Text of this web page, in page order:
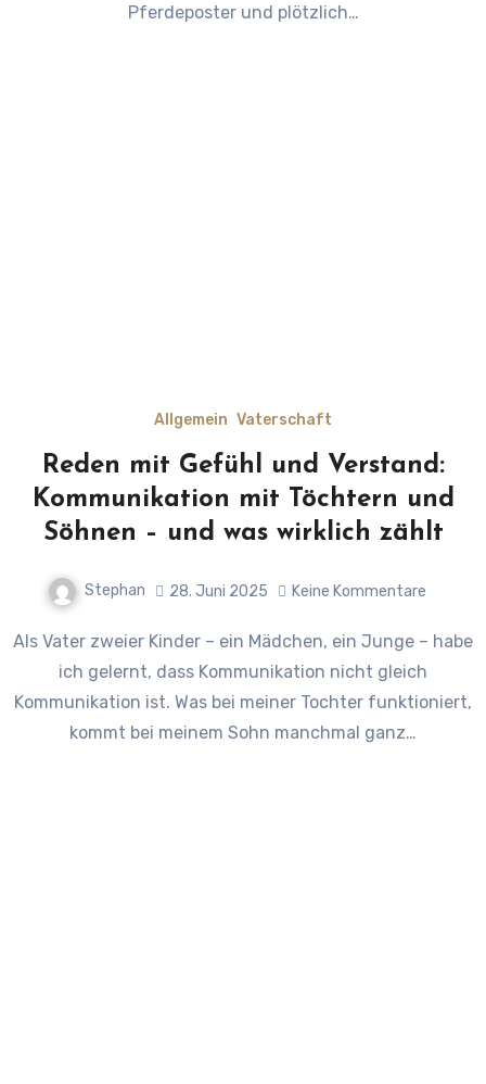
Pferdeposter und plötzlich…
Allgemein Vaterschaft
Reden mit Gefühl und Verstand:
Kommunikation mit Töchtern und
Söhnen – und was wirklich zählt
Stephan 28. Juni 2025 Keine Kommentare
Als Vater zweier Kinder – ein Mädchen, ein Junge – habe
ich gelernt, dass Kommunikation nicht gleich
Kommunikation ist. Was bei meiner Tochter funktioniert,
kommt bei meinem Sohn manchmal ganz…